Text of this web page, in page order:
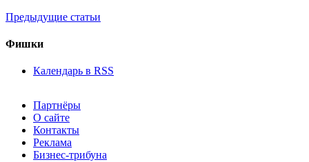
Предыдущие статьи
Фишки
Календарь в RSS
Партнёры
О сайте
Контакты
Реклама
Бизнес-трибуна